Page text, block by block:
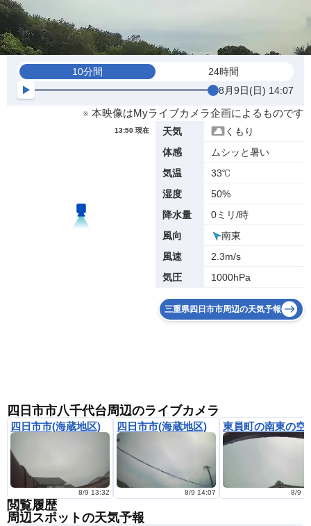
10分間
24時間
8月9日(日) 14:07
※ 本映像はMyライブカメラ企画によるものです
13:50 現在 天気
くもり
体感
ムシッと暑い
気温
33℃
湿度
50%
降水量
0ミリ/時
風向
南東
風速
2.3m/s
気圧
1000hPa
三重県四日市市周辺の天気予報
四日市市八千代台周辺のライブカメラ
四日市市(海蔵地区)
8/9 13:32
四日市市(海蔵地区)
8/9 14:07
東員町の南東の空
8/9
閲覧履歴
周辺スポットの天気予報